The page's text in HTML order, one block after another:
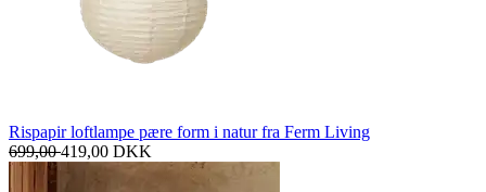
Rispapir loftlampe pære form i natur fra Ferm Living
699,00419,00 DKK